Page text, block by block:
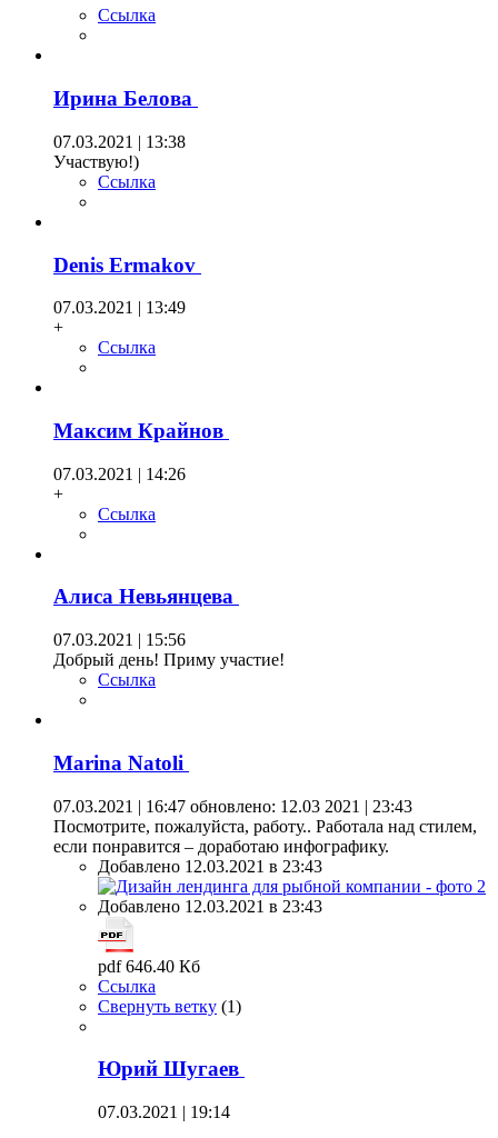
Ссылка
Ирина Белова
07.03.2021 | 13:38
Участвую!)
Ссылка
Denis Ermakov
07.03.2021 | 13:49
+
Ссылка
Максим Крайнов
07.03.2021 | 14:26
+
Ссылка
Алиса Невьянцева
07.03.2021 | 15:56
Добрый день! Приму участие!
Ссылка
Marina Natoli
07.03.2021 | 16:47 обновлено: 12.03 2021 | 23:43
Посмотрите, пожалуйста, работу.. Работала над стилем,
если понравится – доработаю инфографику.
Добавлено 12.03.2021 в 23:43
Добавлено 12.03.2021 в 23:43
pdf 646.40 Кб
Ссылка
Свернуть ветку (1)
Юрий Шугаев
07.03.2021 | 19:14